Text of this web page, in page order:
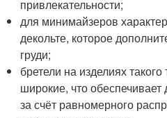
привлекательности;
для минимайзеров
декольте, которое
груди;
бретели на изделиях
широкие, что
за счёт равномерного